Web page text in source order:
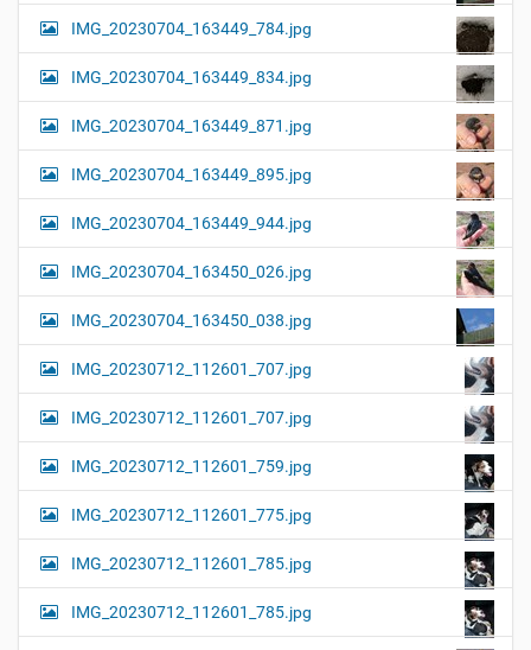
IMG_20230704_163449_784.jpg
IMG_20230704_163449_834.jpg
IMG_20230704_163449_871.jpg
IMG_20230704_163449_895.jpg
IMG_20230704_163449_944.jpg
IMG_20230704_163450_026.jpg
IMG_20230704_163450_038.jpg
IMG_20230712_112601_707.jpg
IMG_20230712_112601_707.jpg
IMG_20230712_112601_759.jpg
IMG_20230712_112601_775.jpg
IMG_20230712_112601_785.jpg
IMG_20230712_112601_785.jpg